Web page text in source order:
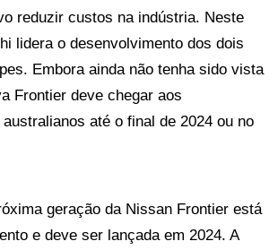
reduzir custos na indústria. Neste
lidera o desenvolvimento dos dois
Embora ainda não tenha sido vista
Frontier deve chegar aos
até o final de 2024 ou no
geração da Nissan Frontier está
e deve ser lançada em 2024. A